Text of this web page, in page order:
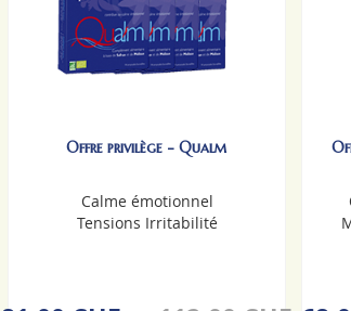
Offre privilège - Qualm
Calme émotionnel
Tensions Irritabilité